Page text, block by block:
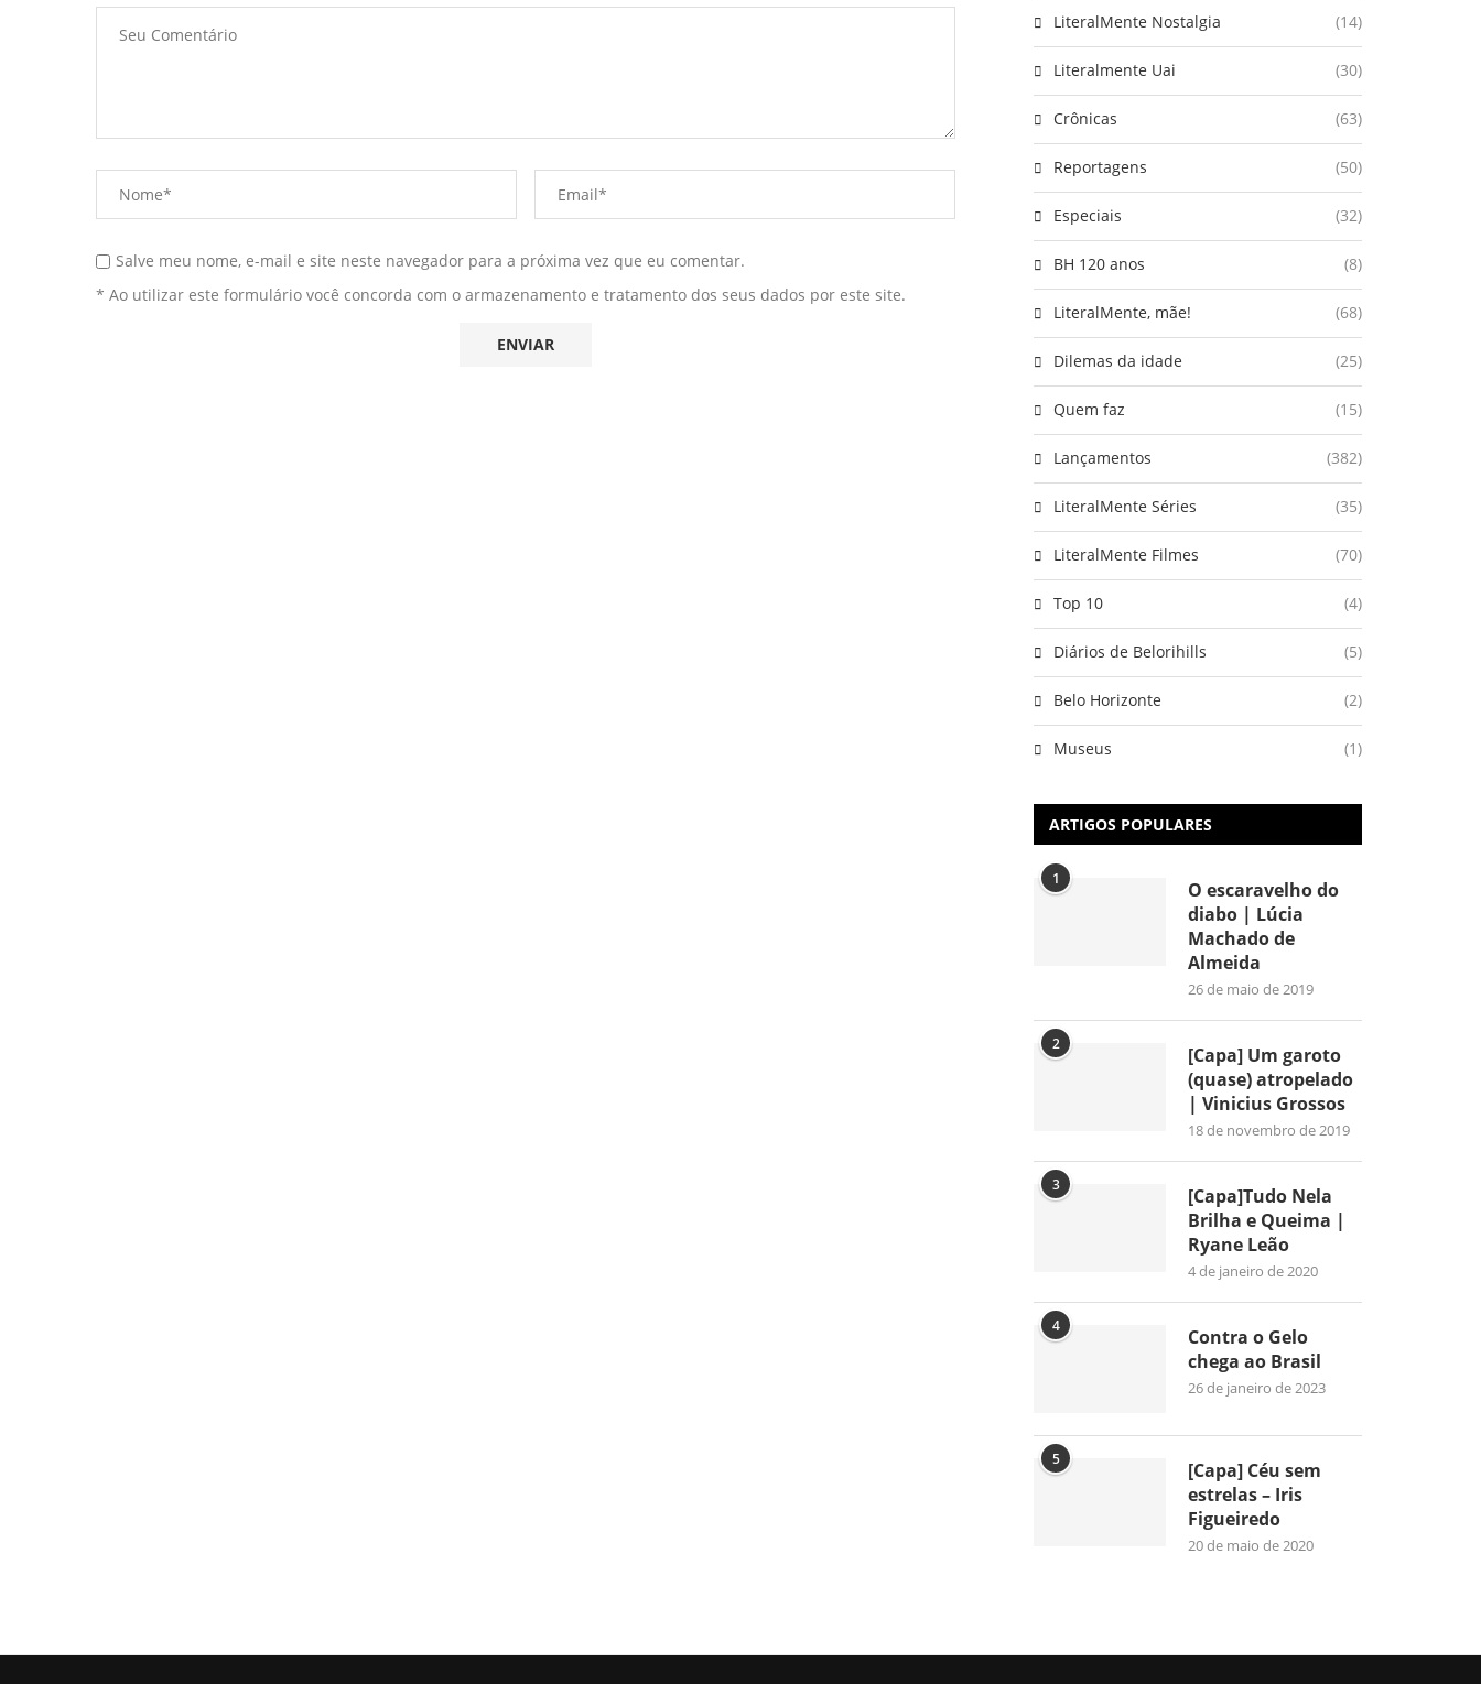
Salve meu nome, e-mail e site neste navegador para a próxima vez que eu comentar.
* Ao utilizar este formulário você concorda com o armazenamento e tratamento dos seus dados por este site.
LiteralMente Nostalgia (14)
Literalmente Uai (30)
Crônicas (63)
Reportagens (50)
Especiais (32)
BH 120 anos (8)
LiteralMente, mãe! (68)
Dilemas da idade (25)
Quem faz (15)
Lançamentos (382)
LiteralMente Séries (35)
LiteralMente Filmes (70)
Top 10 (4)
Diários de Belorihills (5)
Belo Horizonte (2)
Museus (1)
ARTIGOS POPULARES
1
O escaravelho do
diabo | Lúcia
Machado de
Almeida
26 de maio de 2019
2
[Capa] Um garoto
(quase) atropelado
| Vinicius Grossos
18 de novembro de 2019
3
[Capa]Tudo Nela
Brilha e Queima |
Ryane Leão
4 de janeiro de 2020
4
Contra o Gelo
chega ao Brasil
26 de janeiro de 2023
5
[Capa] Céu sem
estrelas – Iris
Figueiredo
20 de maio de 2020